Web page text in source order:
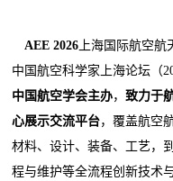
AEE 2026 上海国际航空
中国航空科学家上海论坛（
中国航空学会主办，致力于
心展示交流平台，覆盖航空
材料、设计、装备、工艺，
程与维护等全流程创新技术